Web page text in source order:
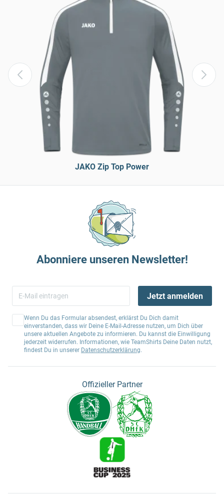
JAKO Zip Top Power
Abonniere unseren Newsletter!
Jetzt anmelden
Wenn Du das Formular absendest, erklärst Du Dich damit
einverstanden, dass wir Deine E-Mail-Adresse nutzen, um Dich über
unsere aktuellen Angebote zu informieren. Du kannst die Einwilligung
jederzeit widerrufen. Informationen, wie TeamShirts Deine Daten nutzt,
findest Du in unserer Datenschutzerklärung.
Offizieller Partner